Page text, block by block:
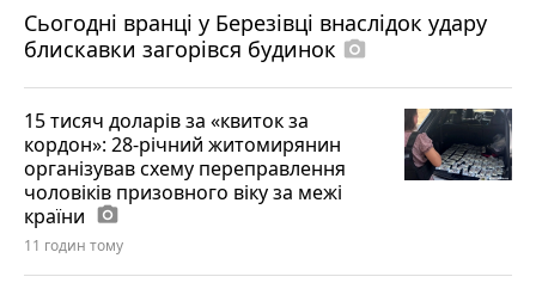
Сьогодні вранці у Березівці внаслідок удару
блискавки загорівся будинок photo_camera
15 тисяч доларів за «квиток за
кордон»: 28-річний житомирянин
організував схему переправлення
чоловіків призовного віку за межі
країни photo_camera
11 годин тому